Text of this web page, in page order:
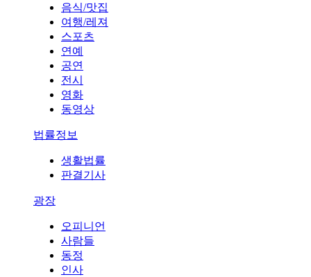
음식/맛집
여행/레져
스포츠
연예
공연
전시
영화
동영상
법률정보
생활법률
판결기사
광장
오피니언
사람들
동정
인사